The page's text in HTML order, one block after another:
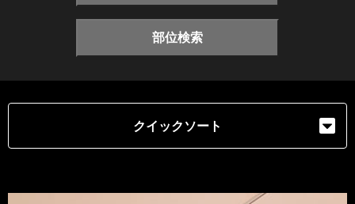
部位検索
クイックソート